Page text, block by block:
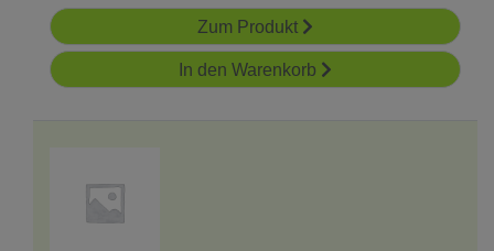
Zum Produkt
In den Warenkorb